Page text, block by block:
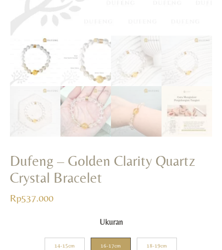
Dufeng – Golden Clarity Quartz
Crystal Bracelet
Rp537.000
Ukuran
14-15cm 16-17cm 18-19cm